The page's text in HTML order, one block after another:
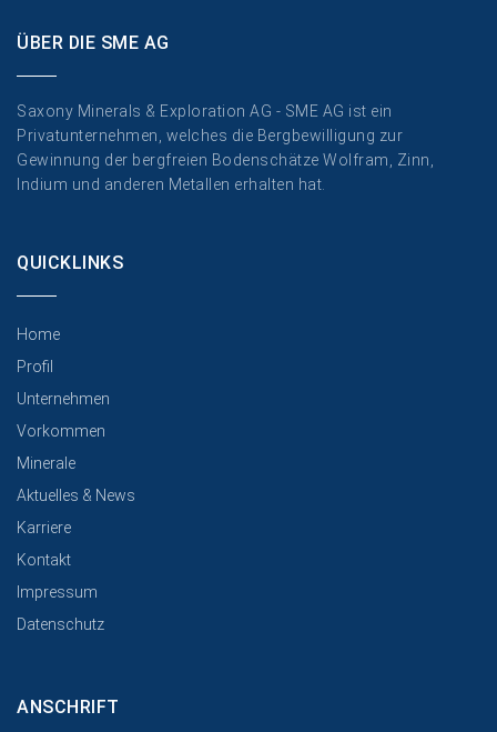
ÜBER DIE SME AG
Saxony Minerals & Exploration AG - SME AG ist ein
Privatunternehmen, welches die Bergbewilligung zur
Gewinnung der bergfreien Bodenschätze Wolfram, Zinn,
Indium und anderen Metallen erhalten hat.
QUICKLINKS
Home
Profil
Unternehmen
Vorkommen
Minerale
Aktuelles & News
Karriere
Kontakt
Impressum
Datenschutz
ANSCHRIFT